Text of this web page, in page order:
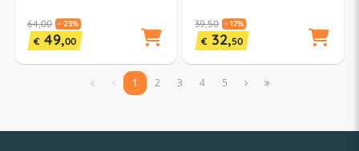
64,00 - 23%
€ 49,00
39,50 - 17%
€ 32,50
  1 2 3 4 5  